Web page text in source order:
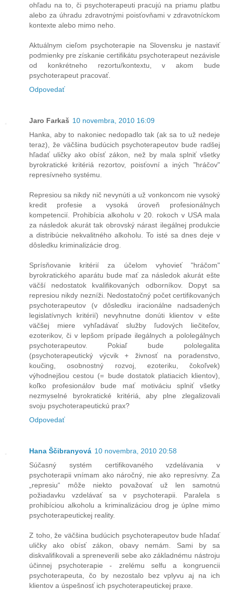
ohľadu na to, či psychoterapeuti pracujú na priamu platbu
alebo za úhradu zdravotnými poisťovňami v zdravotníckom
kontexte alebo mimo neho.
Aktuálnym cieľom psychoterapie na Slovensku je nastaviť
podmienky pre získanie certifikátu psychoterapeut nezávisle
od konkrétneho rezortu/kontextu, v akom bude
psychoterapeut pracovať.
Odpovedať
Jaro Farkaš 10 novembra, 2010 16:09
Hanka, aby to nakoniec nedopadlo tak (ak sa to už nedeje
teraz), že väčšina budúcich psychoterapeutov bude radšej
hľadať uličky ako obísť zákon, než by mala splniť všetky
byrokratické kritériá rezortov, poisťovní a iných "hráčov"
represívneho systému.
Represiou sa nikdy nič nevynúti a už vonkoncom nie vysoký
kredit profesie a vysoká úroveň profesionálnych
kompetencií. Prohibícia alkoholu v 20. rokoch v USA mala
za následok akurát tak obrovský nárast ilegálnej produkcie
a distribúcie nekvalitného alkoholu. To isté sa dnes deje v
dôsledku kriminalizácie drog.
Sprísňovanie kritérií za účelom vyhovieť "hráčom"
byrokratického aparátu bude mať za následok akurát ešte
väčší nedostatok kvalifikovaných odborníkov. Dopyt sa
represiou nikdy nezníži. Nedostatočný počet certifikovaných
psychoterapeutov (v dôsledku iracionálne nadsadených
legislatívnych kritérií) nevyhnutne donúti klientov v ešte
väčšej miere vyhľadávať služby ľudových liečiteľov,
ezoterikov, či v lepšom prípade ilegálnych a pololegálnych
psychoterapeutov. Pokiaľ bude pololegalita
(psychoterapeutický výcvik + živnosť na poradenstvo,
koučing, osobnostný rozvoj, ezoteriku, čokoľvek)
výhodnejšou cestou (= bude dostatok platiacich klientov),
koľko profesionálov bude mať motiváciu splniť všetky
nezmyselné byrokratické kritériá, aby plne zlegalizovali
svoju psychoterapeutickú prax?
Odpovedať
Hana Ščibranyová 10 novembra, 2010 20:58
Súčasný systém certifikovaného vzdelávania v
psychoterapii vnímam ako náročný, nie ako represívny. Za
„represiu“ môže niekto považovať už len samotnú
požiadavku vzdelávať sa v psychoterapii. Paralela s
prohibíciou alkoholu a kriminalizáciou drog je úplne mimo
psychoterapeutickej reality.
Z toho, že väčšina budúcich psychoterapeutov bude hľadať
uličky ako obísť zákon, obavy nemám. Sami by sa
diskvalifikovali a spreneverili sebe ako základnému nástroju
účinnej psychoterapie - zrelému selfu a kongruencii
psychoterapeuta, čo by nezostalo bez vplyvu aj na ich
klientov a úspešnosť ich psychoterapeutickej praxe.